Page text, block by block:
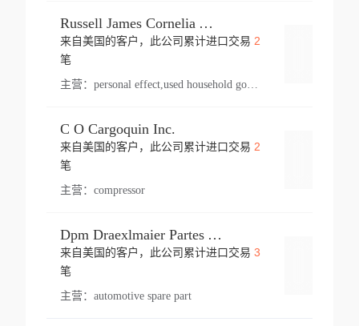
Russell James Cornelia Arlington Va
来自美国的客户，此公司累计进口交易 2
笔
主营： personal effect,used household goods
C O Cargoquin Inc.
来自美国的客户，此公司累计进口交易 2
笔
主营： compressor
Dpm Draexlmaier Partes Automotrices Corr Ind Huejotzingo
来自美国的客户，此公司累计进口交易 3
笔
主营： automotive spare part